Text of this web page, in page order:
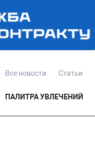
Все новости Статьи
ПАЛИТРА УВЛЕЧЕНИЙ